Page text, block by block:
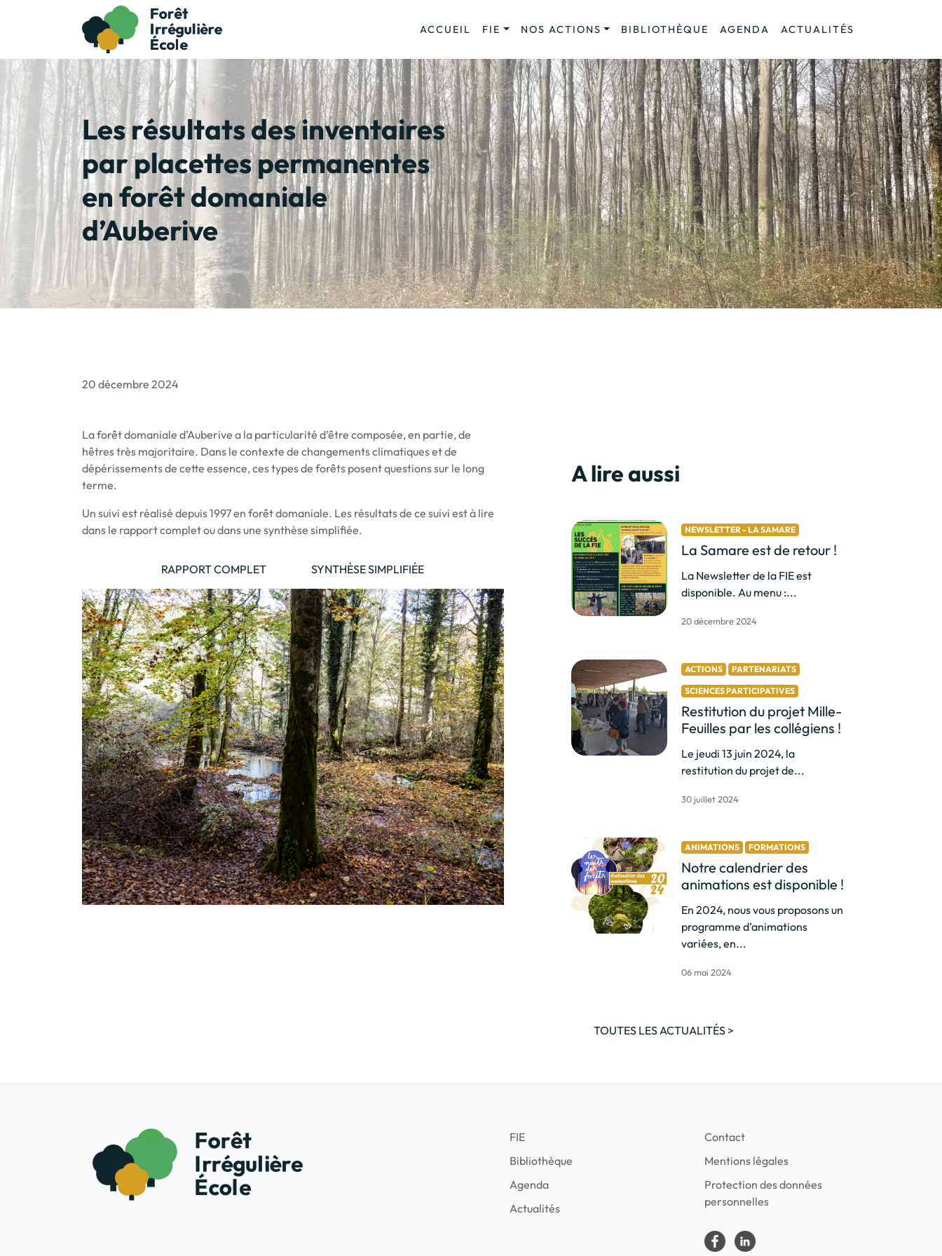
ACCUEIL FIE NOS ACTIONS BIBLIOTHÈQUE AGENDA ACTUALITÉS
Les résultats des inventaires
par placettes permanentes
en forêt domaniale
d’Auberive
20 décembre 2024
La forêt domaniale d’Auberive a la particularité d’être composée, en partie, de
hêtres très majoritaire. Dans le contexte de changements climatiques et de
dépérissements de cette essence, ces types de forêts posent questions sur le long
terme.
Un suivi est réalisé depuis 1997 en forêt domaniale. Les résultats de ce suivi est à lire
dans le rapport complet ou dans une synthèse simplifiée.
RAPPORT COMPLET SYNTHÈSE SIMPLIFIÉE
A lire aussi
NEWSLETTER - LA SAMARE
La Samare est de retour !
La Newsletter de la FIE est
disponible. Au menu :...
20 décembre 2024
ACTIONS PARTENARIATS
SCIENCES PARTICIPATIVES
Restitution du projet Mille-
Feuilles par les collégiens !
Le jeudi 13 juin 2024, la
restitution du projet de...
30 juillet 2024
ANIMATIONS FORMATIONS
Notre calendrier des
animations est disponible !
En 2024, nous vous proposons un
programme d’animations
variées, en...
06 mai 2024
TOUTES LES ACTUALITÉS >
FIE
Bibliothèque
Agenda
Actualités
Contact
Mentions légales
Protection des données
personnelles